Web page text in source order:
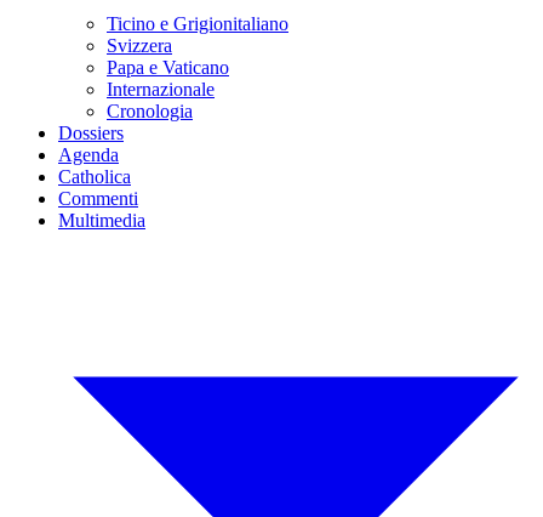
Ticino e Grigionitaliano
Svizzera
Papa e Vaticano
Internazionale
Cronologia
Dossiers
Agenda
Catholica
Commenti
Multimedia